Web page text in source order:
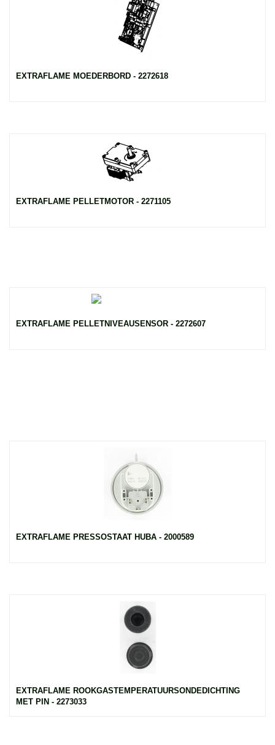
EXTRAFLAME MOEDERBORD - 2272618
EXTRAFLAME PELLETMOTOR - 2271105
EXTRAFLAME PELLETNIVEAUSENSOR - 2272607
EXTRAFLAME PRESSOSTAAT HUBA - 2000589
EXTRAFLAME ROOKGASTEMPERATUURSONDEDICHTING
MET PIN - 2273033